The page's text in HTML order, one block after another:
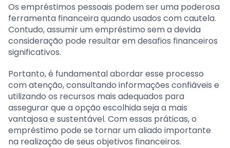
Os empréstimos pessoais podem ser uma poderosa
ferramenta financeira quando usados com cautela.
Contudo, assumir um empréstimo sem a devida
consideração pode resultar em desafios financeiros
significativos.
Portanto, é fundamental abordar esse processo
com atenção, consultando informações confiáveis e
utilizando os recursos mais adequados para
assegurar que a opção escolhida seja a mais
vantajosa e sustentável. Com essas práticas, o
empréstimo pode se tornar um aliado importante
na realização de seus objetivos financeiros.